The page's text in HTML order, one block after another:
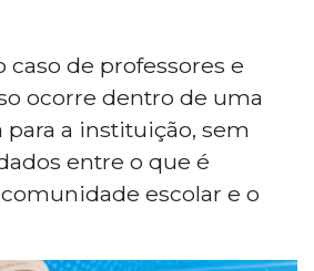
caso de professores e
ocorre dentro de uma
a instituição, sem
entre o que é
escolar e o